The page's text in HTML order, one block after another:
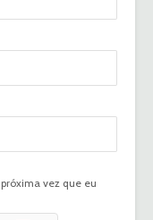
vez que eu